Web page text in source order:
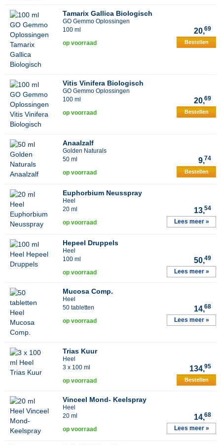
Tamarix Gallica Biologisch
GO Gemmo Oplossingen
100 ml
20,69
op voorraad Bestellen
Vitis Vinifera Biologisch
GO Gemmo Oplossingen
100 ml
20,69
op voorraad Bestellen
Anaalzalf
Golden Naturals
50 ml
9,74
op voorraad Bestellen
Euphorbium Neusspray
Heel
20 ml
13,54
op voorraad Lees meer »
Hepeel Druppels
Heel
100 ml
50,49
op voorraad Lees meer »
Mucosa Comp.
Heel
50 tabletten
14,68
op voorraad Lees meer »
Trias Kuur
Heel
3 x 100 ml
134,95
op voorraad Bestellen
Vinceel Mond- Keelspray
Heel
20 ml
14,68
op voorraad Lees meer »